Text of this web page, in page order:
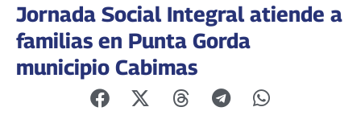
Jornada Social Integral atiende a
familias en Punta Gorda
municipio Cabimas